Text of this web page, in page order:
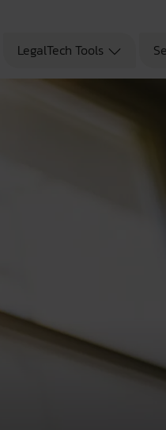
LegalTech Tools